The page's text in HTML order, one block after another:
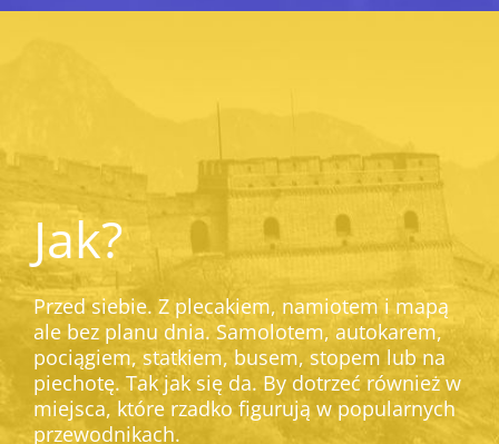
Jak?
Przed siebie. Z plecakiem, namiotem i mapą
ale bez planu dnia. Samolotem, autokarem,
pociągiem, statkiem, busem, stopem lub na
piechotę. Tak jak się da. By dotrzeć również w
miejsca, które rzadko figurują w popularnych
przewodnikach.